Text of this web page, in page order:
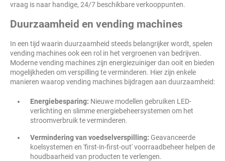
vraag is naar handige, 24/7 beschikbare verkooppunten.
Duurzaamheid en vending machines
In een tijd waarin duurzaamheid steeds belangrijker wordt, spelen
vending machines ook een rol in het vergroenen van bedrijven.
Moderne vending machines zijn energiezuiniger dan ooit en bieden
mogelijkheden om verspilling te verminderen. Hier zijn enkele
manieren waarop vending machines bijdragen aan duurzaamheid:
Energiebesparing: Nieuwe modellen gebruiken LED-
verlichting en slimme energiebeheersystemen om het
stroomverbruik te verminderen.
Vermindering van voedselverspilling: Geavanceerde
koelsystemen en 'first-in-first-out' voorraadbeheer helpen de
houdbaarheid van producten te verlengen.